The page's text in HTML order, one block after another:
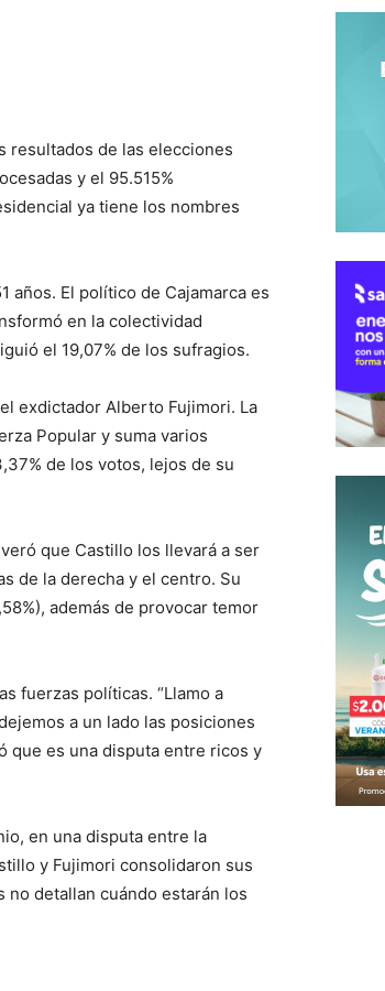
resultados de las elecciones
y el 95.515%
ya tiene los nombres
años. El político de Cajamarca es
en la colectividad
el 19,07% de los sufragios.
exdictador Alberto Fujimori. La
Popular y suma varios
de los votos, lejos de su
que Castillo los llevará a ser
de la derecha y el centro. Su
además de provocar temor
fuerzas políticas. “Llamo a
a un lado las posiciones
que es una disputa entre ricos y
en una disputa entre la
y Fujimori consolidaron sus
detallan cuándo estarán los